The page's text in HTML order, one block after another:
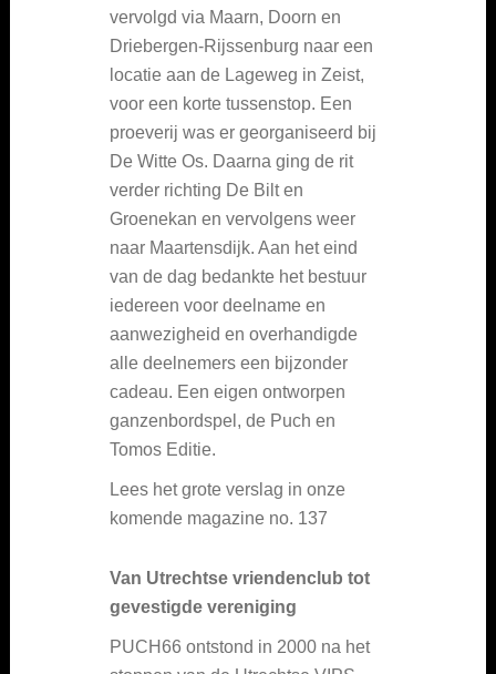
vervolgd via Maarn, Doorn en
Driebergen-Rijssenburg naar een
locatie aan de Lageweg in Zeist,
voor een korte tussenstop. Een
proeverij was er georganiseerd bij
De Witte Os. Daarna ging de rit
verder richting De Bilt en
Groenekan en vervolgens weer
naar Maartensdijk. Aan het eind
van de dag bedankte het bestuur
iedereen voor deelname en
aanwezigheid en overhandigde
alle deelnemers een bijzonder
cadeau. Een eigen ontworpen
ganzenbordspel, de Puch en
Tomos Editie.
Lees het grote verslag in onze
komende magazine no. 137
Van Utrechtse vriendenclub tot
gevestigde vereniging
PUCH66 ontstond in 2000 na het